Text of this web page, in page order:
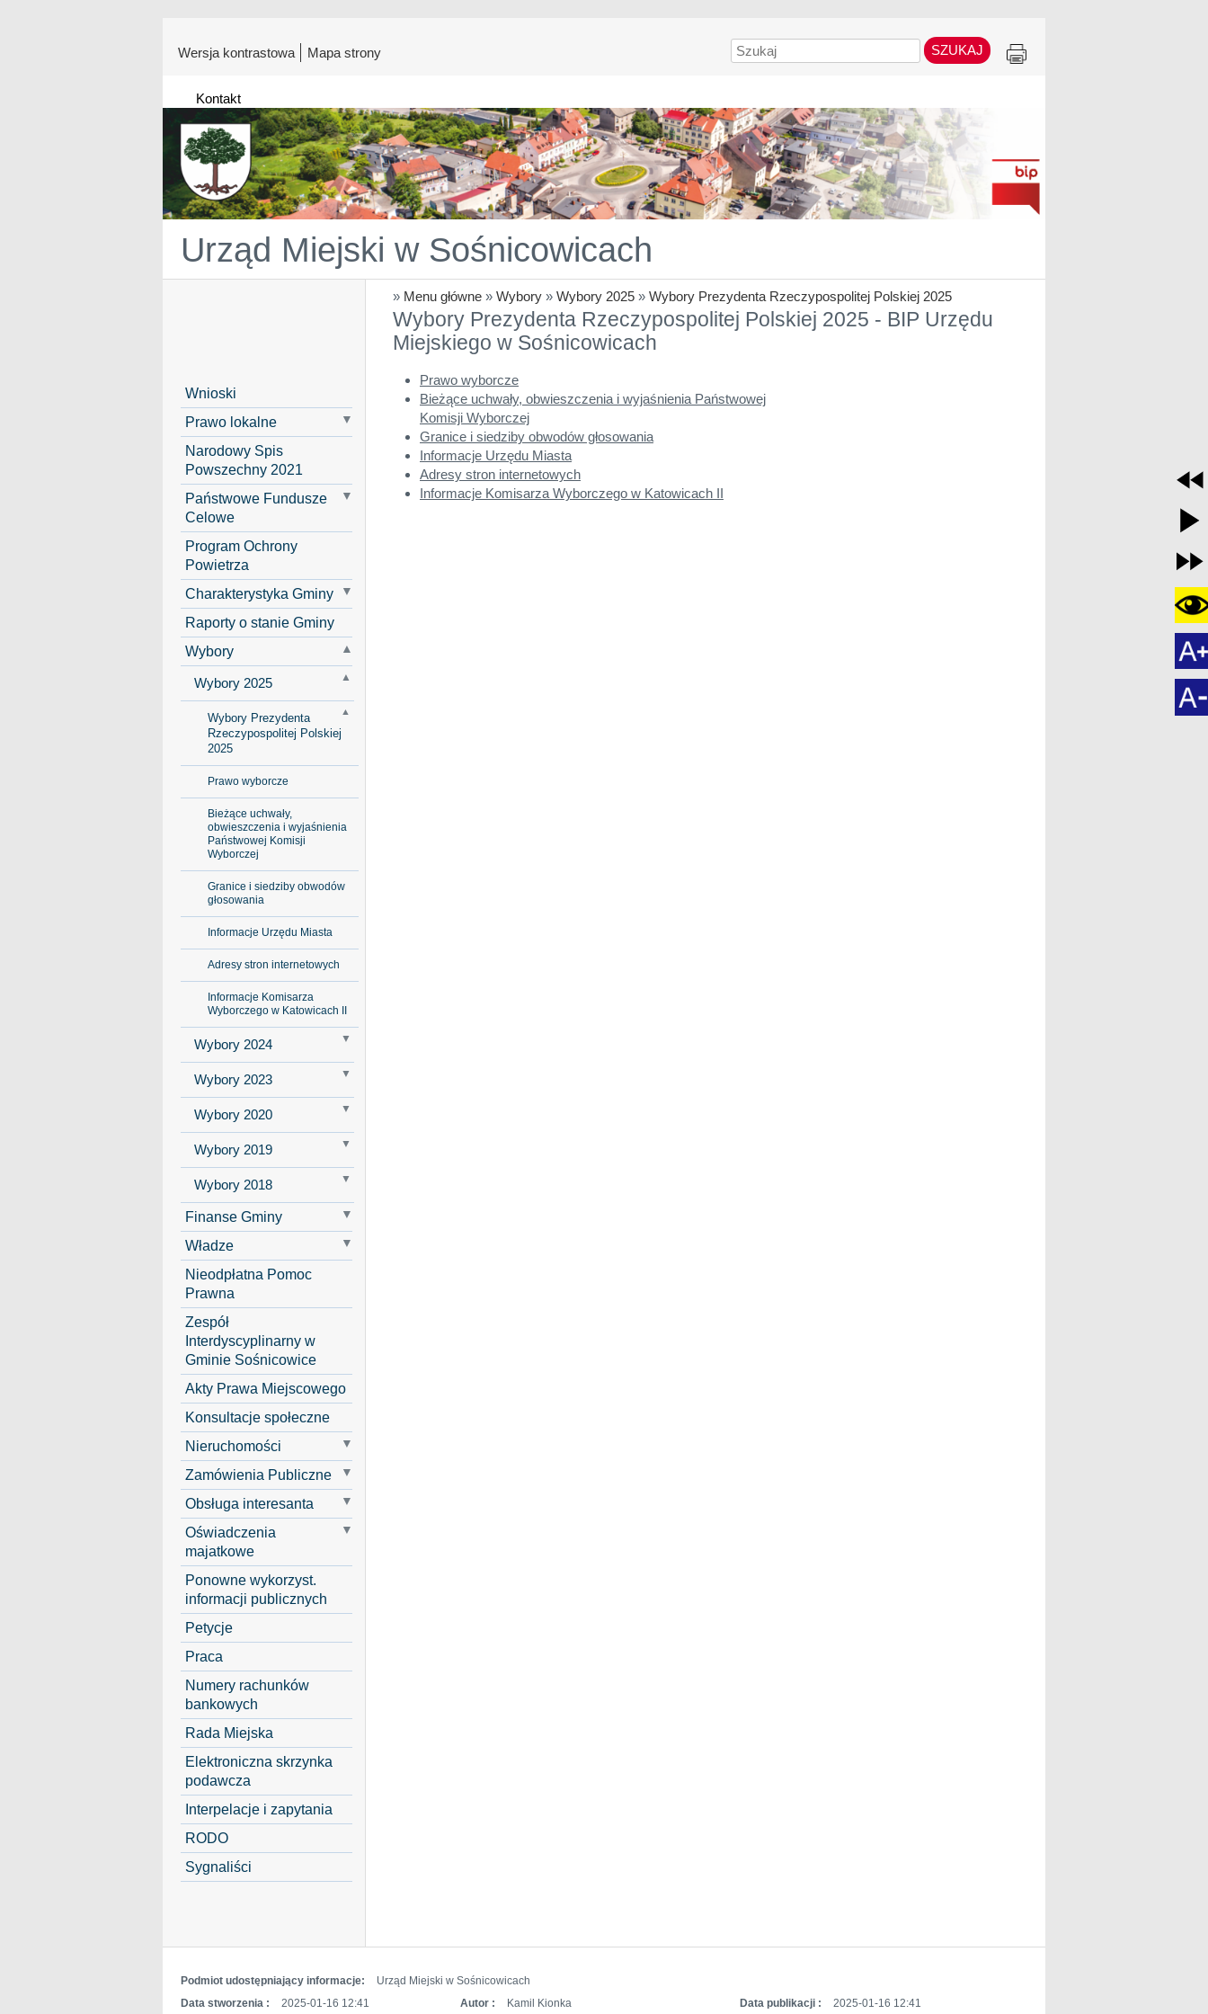
Wersja kontrastowa Mapa strony Szukaj
Kontakt
Urząd Miejski w Sośnicowicach
» Menu główne » Wybory » Wybory 2025 » Wybory Prezydenta Rzeczypospolitej Polskiej 2025
Wybory Prezydenta Rzeczypospolitej Polskiej 2025 - BIP Urzędu
Miejskiego w Sośnicowicach
Wnioski
Prawo lokalne
Narodowy Spis
Powszechny 2021
Państwowe Fundusze
Celowe
Program Ochrony
Powietrza
Charakterystyka Gminy
Raporty o stanie Gminy
Wybory
Wybory 2025
Wybory Prezydenta
Rzeczypospolitej Polskiej
2025
Prawo wyborcze
Bieżące uchwały,
obwieszczenia i wyjaśnienia
Państwowej Komisji
Wyborczej
Granice i siedziby obwodów
głosowania
Informacje Urzędu Miasta
Adresy stron internetowych
Informacje Komisarza
Wyborczego w Katowicach II
Wybory 2024
Wybory 2023
Wybory 2020
Wybory 2019
Wybory 2018
Finanse Gminy
Władze
Nieodpłatna Pomoc
Prawna
Zespół
Interdyscyplinarny w
Gminie Sośnicowice
Akty Prawa Miejscowego
Konsultacje społeczne
Nieruchomości
Zamówienia Publiczne
Obsługa interesanta
Oświadczenia
majatkowe
Ponowne wykorzyst.
informacji publicznych
Petycje
Praca
Numery rachunków
bankowych
Rada Miejska
Elektroniczna skrzynka
podawcza
Interpelacje i zapytania
RODO
Sygnaliści
Prawo wyborcze
Bieżące uchwały, obwieszczenia i wyjaśnienia Państwowej
Komisji Wyborczej
Granice i siedziby obwodów głosowania
Informacje Urzędu Miasta
Adresy stron internetowych
Informacje Komisarza Wyborczego w Katowicach II
Podmiot udostępniający informacje:
Urząd Miejski w Sośnicowicach
Data stworzenia :
2025-01-16 12:41 Autor : Kamil Kionka Data publikacji :
2025-01-16 12:41